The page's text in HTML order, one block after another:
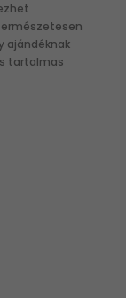
ajándéknak
tartalmas